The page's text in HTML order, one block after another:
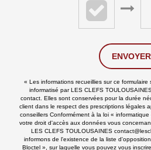
ENVOYER
« Les informations recueillies sur ce
informatisé par LES CLEFS
contact. Elles sont conservées pour la durée
client dans le respect des prescriptions légales
conseillers Conformément à la loi «
votre droit d'accès aux données vous
LES CLEFS TOULOUSAINES
informons de l'existence de la liste
Bloctel », sur laquelle vous pouvez vous